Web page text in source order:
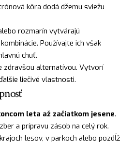
kôra dodá džemu sviežu
rozmarín vytvárajú
Používajte ich však
chuť.
zdravšou alternatívou. Vytvorí
liečivé vlastnosti.
leta až začiatkom jesene.
a prípravu zásob na celý rok.
lesov, v parkoch alebo pozdĺž